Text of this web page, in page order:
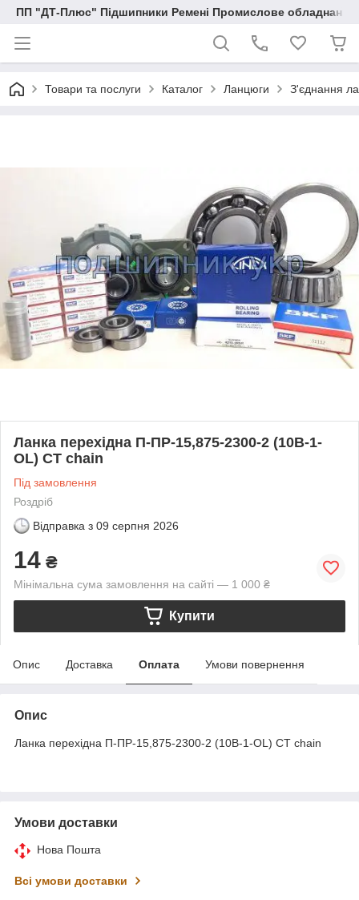
ПП "ДТ-Плюс" Підшипники Ремені Промислове обладнання
Товари та послуги Каталог Ланцюги З'єднання
Ланка перехідна П-ПР-15,875-2300-2 (10B-1-
OL) CT chain
Під замовлення
Роздріб
Відправка з 09 серпня 2026
14 ₴
Мінімальна сума замовлення на сайті — 1 000 ₴
Купити
Опис Доставка Оплата Умови повернення
Опис
Ланка перехідна П-ПР-15,875-2300-2 (10B-1-OL) CT chain
Умови доставки
Нова Пошта
Всі умови доставки